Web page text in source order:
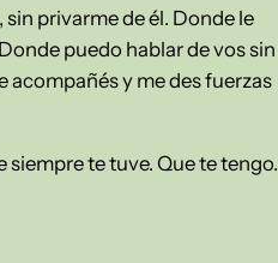
privarme de él. Donde le
puedo hablar de vos sin
acompañés y me des fuerzas
te tuve. Que te tengo.